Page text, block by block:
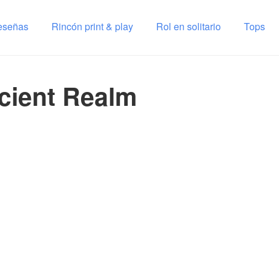
Rincón print & play Rol en solitario Tops
Realm